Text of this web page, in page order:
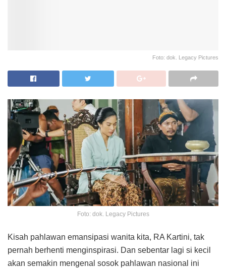
Foto: dok. Legacy Pictures
Foto: dok. Legacy Pictures
Kisah pahlawan emansipasi wanita kita, RA Kartini, tak
pernah berhenti menginspirasi. Dan sebentar lagi si kecil
akan semakin mengenal sosok pahlawan nasional ini